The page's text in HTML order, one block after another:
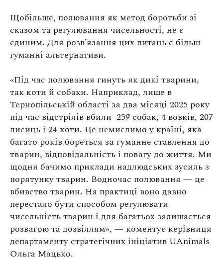
Щобільше, полювання як метод боротьби зі
сказом та регулювання чисельності, не є
єдиним. Для розв’язання цих питань є більш
гуманні альтернативи.
«Під час полювання гинуть як дикі тварини,
так коти й собаки. Наприклад, лише в
Тернопільській області за два місяці 2025 року
під час відстрілів вбили 259 собак, 4 вовків, 207
лисиць і 24 коти. Це немислимо у країні, яка
багато років бореться за гуманне ставлення до
тварин, відповідальність і повагу до життя. Ми
щодня бачимо приклади надлюдських зусиль з
порятунку тварин. Водночас полювання — це
вбивство тварин. На практиці воно давно
перестало бути способом регулювати
чисельність тварин і для багатьох залишається
розвагою та дозвіллям», — коментує керівниця
департаменту стратегічних ініціатив UAnimals
Ольга Мацько.